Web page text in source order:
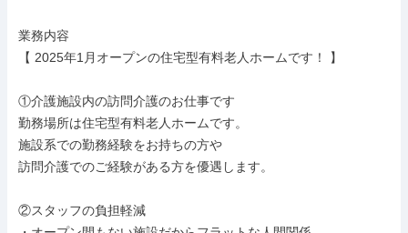
業務内容
【 2025年1月オープンの住宅型有料老人ホームです！ 】
①介護施設内の訪問介護のお仕事です
勤務場所は住宅型有料老人ホームです。
施設系での勤務経験をお持ちの方や
訪問介護でのご経験がある方を優遇します。
②スタッフの負担軽減